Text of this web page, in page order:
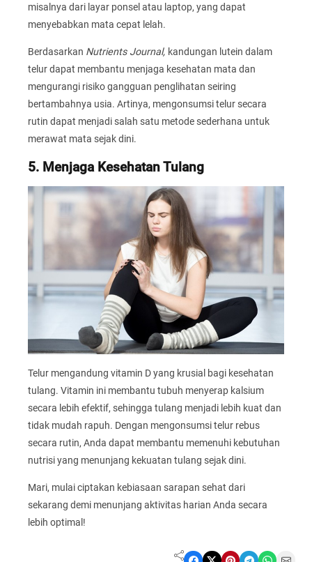
misalnya dari layar ponsel atau laptop, yang dapat
menyebabkan mata cepat lelah.
Berdasarkan Nutrients Journal, kandungan lutein dalam
telur dapat membantu menjaga kesehatan mata dan
mengurangi risiko gangguan penglihatan seiring
bertambahnya usia. Artinya, mengonsumsi telur secara
rutin dapat menjadi salah satu metode sederhana untuk
merawat mata sejak dini.
5. Menjaga Kesehatan Tulang
Telur mengandung vitamin D yang krusial bagi kesehatan
tulang. Vitamin ini membantu tubuh menyerap kalsium
secara lebih efektif, sehingga tulang menjadi lebih kuat dan
tidak mudah rapuh. Dengan mengonsumsi telur rebus
secara rutin, Anda dapat membantu memenuhi kebutuhan
nutrisi yang menunjang kekuatan tulang sejak dini.
Mari, mulai ciptakan kebiasaan sarapan sehat dari
sekarang demi menunjang aktivitas harian Anda secara
lebih optimal!
Share on Facebook Share on X Share on Pinterest Share on Telegram Share on WhatsApp Share on Email